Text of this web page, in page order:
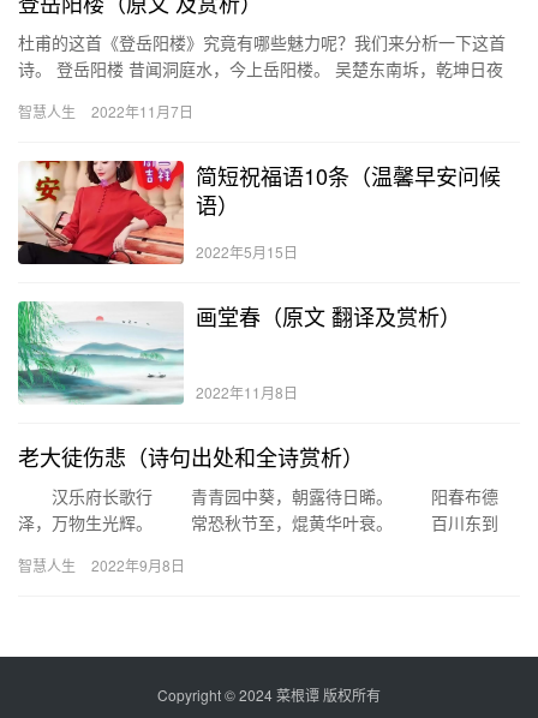
杜甫的这首《登岳阳楼》究竟有哪些魅力呢？我们来分析一下这首
诗。 登岳阳楼 昔闻洞庭水，今上岳阳楼。 吴楚东南坼，乾坤日夜
智慧人生 2022年11月7日
简短祝福语10条（温馨早安问候
语）
2022年5月15日
画堂春（原文 翻译及赏析）
2022年11月8日
老大徒伤悲（诗句出处和全诗赏析）
汉乐府长歌行 青青园中葵，朝露待日晞。 阳春布德
泽，万物生光辉。 常恐秋节至，焜黄华叶衰。 百川东到
智慧人生 2022年9月8日
Copyright © 2024菜根谭版权所有